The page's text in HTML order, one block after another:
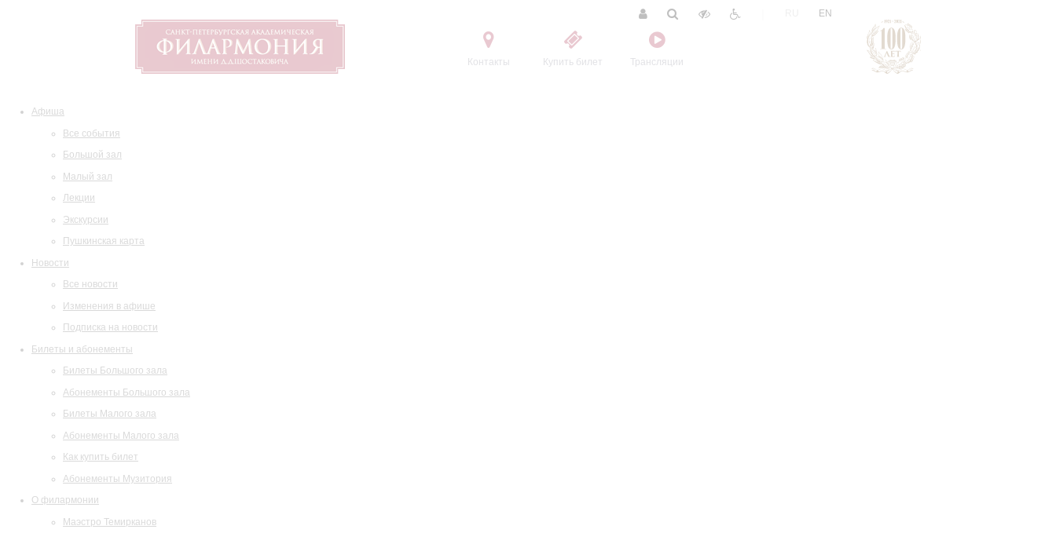
Контакты Купить билет Трансляции
EN
Афиша
Все события
Большой зал
Малый зал
Лекции
Экскурсии
Пушкинская карта
Новости
Все новости
Изменения в афише
Подписка на новости
Билеты и абонементы
Билеты Большого зала
Абонементы Большого зала
Билеты Малого зала
Абонементы Малого зала
Как купить билет
Абонементы Музитория
О филармонии
Маэстро Темирканов